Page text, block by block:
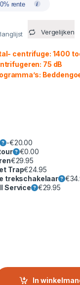
rente
Vergelijken
centrifuge: 1400
75 dB
-€20.00
€0.00
€29.95
Trap€24.95
trekschakelaar
€
Service
€29.95
– 9 kg Voorlader
In